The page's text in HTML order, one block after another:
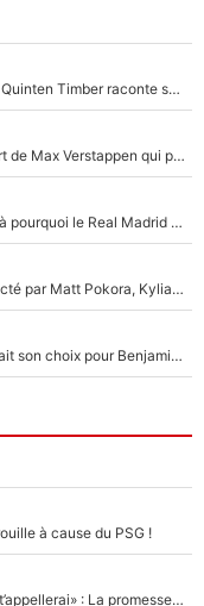
En plein cauchemar après son transfert à l'OM, Quinten Timber raconte ses doutes après sa signature à Marseille
F1 - Une légende de McLaren refuse le transfert de Max Verstappen qui pourrait «faire des vagues» et plomber l'ambiance dans l'équipe
Yan Diomandé était trop cher pour le PSG : Voilà pourquoi le Real Madrid a accepté de payer la somme record de 140M€ pour boucler son transfert !
De l'équipe de France à The Voice Kids : Contacté par Matt Pokora, Kylian Mbappé a accepté de jouer un rôle inédit sur TF1 !
La Liga sur beIN Sports c’est terminé, DAZN a fait son choix pour Benjamin Da Silva et Omar Da Fonseca !
à cause du PSG !
Mercato - OM - «Dès que je prends un club, je t’appellerai» : La promesse de Marcelino au moment de claquer la porte